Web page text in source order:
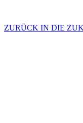
ZURÜCK IN DIE